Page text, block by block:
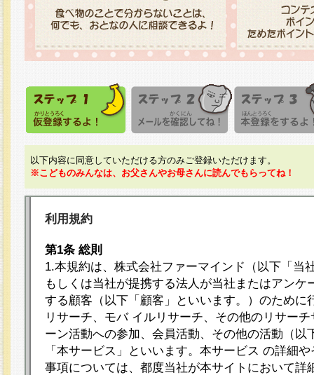
以下内容に同意していただける方のみご登録いただけます。
※こどものみんなは、お父さんやお母さんに読んでもらってね！
利用規約
第1条 総則
1.本規約は、株式会社ファーマインド（以下「当
もしくは当社が提携する法人が当社またはアンケ
する顧客（以下「顧客」といいます。）のために
リサーチ、モバ イルリサーチ、その他のリサー
ーン活動への参加、会員活動、その他の活動（以
「本サービス」といいます。本サービス の詳細
事項については、都度当社が本サイトにおいて詳